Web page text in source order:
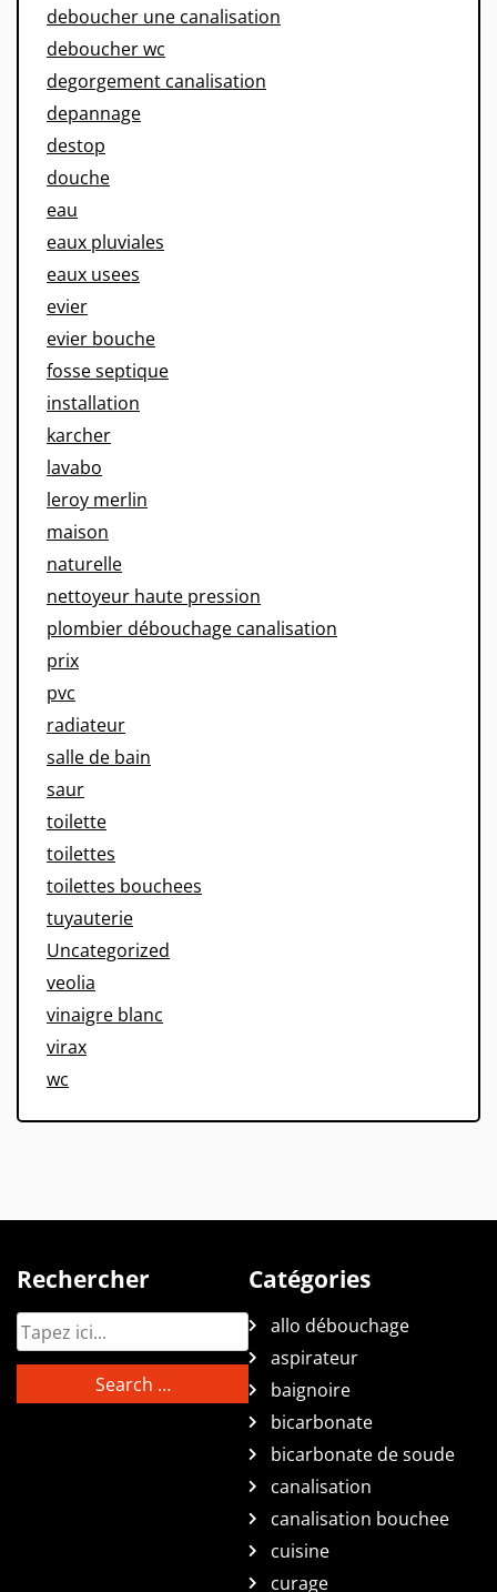
deboucher une canalisation
deboucher wc
degorgement canalisation
depannage
destop
douche
eau
eaux pluviales
eaux usees
evier
evier bouche
fosse septique
installation
karcher
lavabo
leroy merlin
maison
naturelle
nettoyeur haute pression
plombier débouchage canalisation
prix
pvc
radiateur
salle de bain
saur
toilette
toilettes
toilettes bouchees
tuyauterie
Uncategorized
veolia
vinaigre blanc
virax
wc
Rechercher Catégories
allo débouchage
aspirateur
baignoire
bicarbonate
bicarbonate de soude
canalisation
canalisation bouchee
cuisine
curage